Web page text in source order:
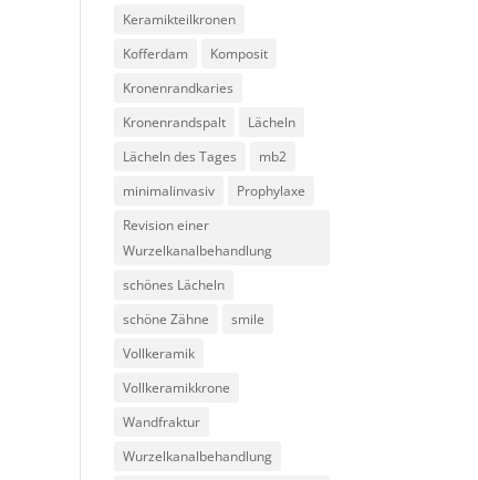
Keramikteilkronen
Kofferdam
Komposit
Kronenrandkaries
Kronenrandspalt
Lächeln
Lächeln des Tages
mb2
minimalinvasiv
Prophylaxe
Revision einer
Wurzelkanalbehandlung
schönes Lächeln
schöne Zähne
smile
Vollkeramik
Vollkeramikkrone
Wandfraktur
Wurzelkanalbehandlung